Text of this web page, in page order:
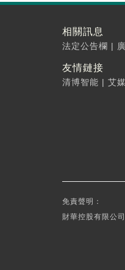
相關訊息
法定公告欄 |
友情鏈接
清博智能 | 艾
免責聲明：
財華控股有限公